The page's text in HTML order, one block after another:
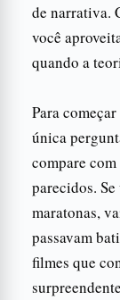
de narrativa.
você
quando a
Para
única
compare
parecidos.
maratonas,
passavam
filmes que